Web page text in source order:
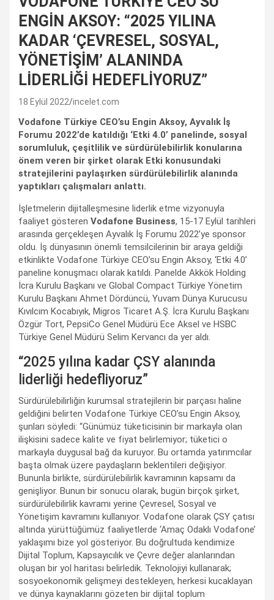
ENGİN AKSOY: “2025 YILINA
KADAR ‘ÇEVRESEL, SOSYAL,
YÖNETİŞİM’ ALANINDA
LİDERLİĞİ HEDEFLİYORUZ”
18 Eylül 2022 incelet.com
Vodafone Türkiye CEO’su Engin Aksoy, Ayvalık İş
Forumu 2022’de katıldığı ‘Etki 4.0’ panelinde, sosyal
sorumluluk, çeşitlilik ve sürdürülebilirlik konularına
önem veren bir şirket olarak Etki konusundaki
stratejilerini paylaşırken sürdürülebilirlik alanında
yaptıkları çalışmaları anlattı.
İşletmelerin dijitalleşmesine liderlik etme vizyonuyla
faaliyet gösteren Vodafone Business, 15-17 Eylül tarihleri
arasında gerçekleşen Ayvalık İş Forumu 2022’ye sponsor
oldu. İş dünyasının önemli temsilcilerinin bir araya geldiği
etkinlikte Vodafone Türkiye CEO’su Engin Aksoy, ‘Etki 4.0’
paneline konuşmacı olarak katıldı. Panelde Akkök Holding
İcra Kurulu Başkanı ve Global Compact Türkiye Yönetim
Kurulu Başkanı Ahmet Dördüncü, Yuvam Dünya Kurucusu
Kıvılcım Kocabıyık, Migros Ticaret A.Ş. İcra Kurulu Başkanı
Özgür Tort, PepsiCo Genel Müdürü Ece Aksel ve HSBC
Türkiye Genel Müdürü Selim Kervancı da yer aldı.
“2025 yılına kadar ÇSY alanında
liderliği hedefliyoruz”
Sürdürülebilirliğin kurumsal stratejilerin bir parçası haline
geldiğini belirten Vodafone Türkiye CEO’su Engin Aksoy,
şunları söyledi: “Günümüz tüketicisinin bir markayla olan
ilişkisini sadece kalite ve fiyat belirlemiyor; tüketici o
markayla duygusal bağ da kuruyor. Bu ortamda yatırımcılar
başta olmak üzere paydaşların beklentileri değişiyor.
Bununla birlikte, sürdürülebilirlik kavramının kapsamı da
genişliyor. Bunun bir sonucu olarak, bugün birçok şirket,
sürdürülebilirlik kavramı yerine Çevresel, Sosyal ve
Yönetişim kavramını kullanıyor. Vodafone olarak ÇSY çatısı
altında yürüttüğümüz faaliyetlerde ‘Amaç Odaklı Vodafone’
yaklaşımı bize yol gösteriyor. Bu doğrultuda kendimize
Dijital Toplum, Kapsayıcılık ve Çevre değer alanlarından
oluşan bir yol haritası belirledik. Teknolojiyi kullanarak;
sosyoekonomik gelişmeyi destekleyen, herkesi kucaklayan
ve dünya kaynaklarını gözeten bir dijital toplum